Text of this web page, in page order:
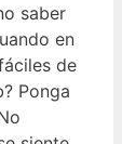
saber
en
de
Ponga